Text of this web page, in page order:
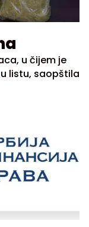
u čijem je
listu, saopštila